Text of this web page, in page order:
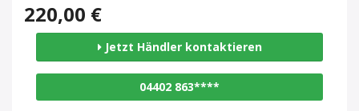
220,00 €
Jetzt Händler kontaktieren
04402 863****